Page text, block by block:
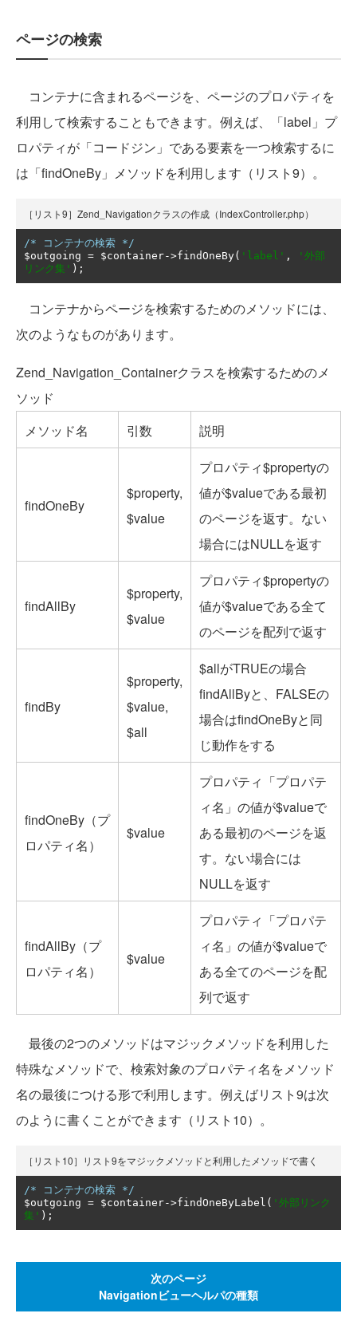
ページの検索
コンテナに含まれるページを、ページのプロパティを
利用して検索することもできます。例えば、「label」プ
ロパティが「コードジン」である要素を一つ検索するに
は「findOneBy」メソッドを利用します（リスト9）。
［リスト9］Zend_Navigationクラスの作成（IndexController.php）
/* コンテナの検索 */
$outgoing = $container->findOneBy( 'label' ,
'外部
リンク集' );
コンテナからページを検索するためのメソッドには、
次のようなものがあります。
Zend_Navigation_Containerクラスを検索するためのメ
ソッド
メソッド名
引数 説明
findOneBy
$property,
$value
プロパティ$propertyの
値が$valueである最初
のページを返す。ない
場合にはNULLを返す
findAllBy
$property,
$value
プロパティ$propertyの
値が$valueである全て
のページを配列で返す
findBy
$property,
$value,
$all
$allがTRUEの場合
findAllByと、FALSEの
場合はfindOneByと同
じ動作をする
findOneBy（プ
ロパティ名）
$value
プロパティ「プロパテ
ィ名」の値が$valueで
ある最初のページを返
す。ない場合には
NULLを返す
findAllBy（プ
ロパティ名）
$value
プロパティ「プロパテ
ィ名」の値が$valueで
ある全てのページを配
列で返す
最後の2つのメソッドはマジックメソッドを利用した
特殊なメソッドで、検索対象のプロパティ名をメソッド
名の最後につける形で利用します。例えばリスト9は次
のように書くことができます（リスト10）。
［リスト10］リスト9をマジックメソッドと利用したメソッドで書く
/* コンテナの検索 */
$outgoing = $container->findOneByLabel ( '外部リンク
集' );
次のページ
Navigationビューヘルパの種類